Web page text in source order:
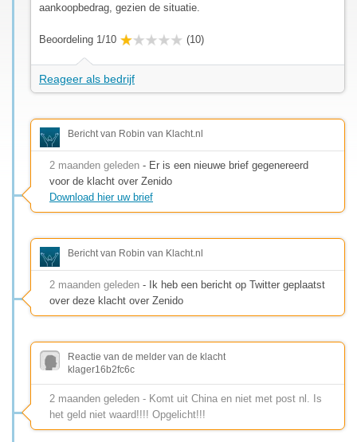
aankoopbedrag, gezien de situatie.
Beoordeling 1/10 (10)
Reageer als bedrijf
Bericht van Robin van Klacht.nl
2 maanden geleden - Er is een nieuwe brief gegenereerd
voor de klacht over Zenido
Download hier uw brief
Bericht van Robin van Klacht.nl
2 maanden geleden - Ik heb een bericht op Twitter geplaatst
over deze klacht over Zenido
Reactie van de melder van de klacht
klager16b2fc6c
2 maanden geleden - Komt uit China en niet met post nl. Is
het geld niet waard!!!! Opgelicht!!!